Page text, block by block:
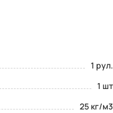
1 рул.
1 шт
25 кг/м3